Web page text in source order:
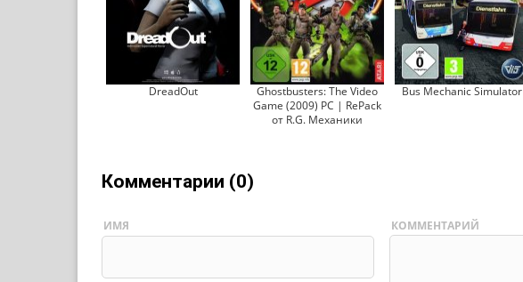
DreadOut
Ghostbusters: The Video
Game (2009) PC | RePack
от R.G. Механики
Bus Mechanic Simulator
Комментарии (0)
ИМЯ КОММЕНТАРИЙ